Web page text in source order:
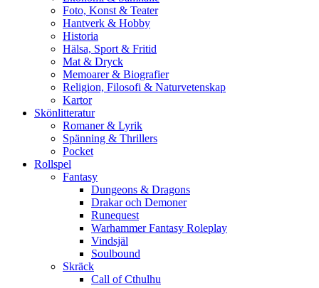
Foto, Konst & Teater
Hantverk & Hobby
Historia
Hälsa, Sport & Fritid
Mat & Dryck
Memoarer & Biografier
Religion, Filosofi & Naturvetenskap
Kartor
Skönlitteratur
Romaner & Lyrik
Spänning & Thrillers
Pocket
Rollspel
Fantasy
Dungeons & Dragons
Drakar och Demoner
Runequest
Warhammer Fantasy Roleplay
Vindsjäl
Soulbound
Skräck
Call of Cthulhu